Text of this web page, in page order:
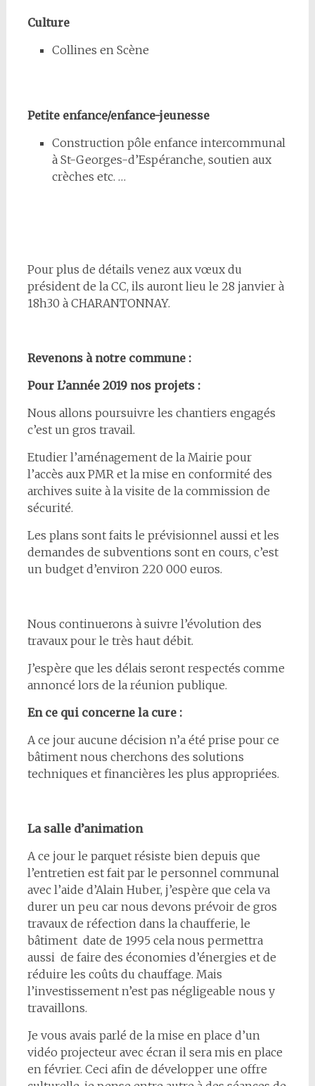
Culture
Collines en Scène
Petite enfance/enfance-jeunesse
Construction pôle enfance intercommunal
à St-Georges-d’Espéranche, soutien aux
crèches etc. …
Pour plus de détails venez aux vœux du
président de la CC, ils auront lieu le 28 janvier à
18h30 à CHARANTONNAY.
Revenons à notre commune :
Pour L’année 2019 nos projets :
Nous allons poursuivre les chantiers engagés
c’est un gros travail.
Etudier l’aménagement de la Mairie pour
l’accès aux PMR et la mise en conformité des
archives suite à la visite de la commission de
sécurité.
Les plans sont faits le prévisionnel aussi et les
demandes de subventions sont en cours, c’est
un budget d’environ 220 000 euros.
Nous continuerons à suivre l’évolution des
travaux pour le très haut débit.
J’espère que les délais seront respectés comme
annoncé lors de la réunion publique.
En ce qui concerne la cure :
A ce jour aucune décision n’a été prise pour ce
bâtiment nous cherchons des solutions
techniques et financières les plus appropriées.
La salle d’animation
A ce jour le parquet résiste bien depuis que
l’entretien est fait par le personnel communal
avec l’aide d’Alain Huber, j’espère que cela va
durer un peu car nous devons prévoir de gros
travaux de réfection dans la chaufferie, le
bâtiment date de 1995 cela nous permettra
aussi de faire des économies d’énergies et de
réduire les coûts du chauffage. Mais
l’investissement n’est pas négligeable nous y
travaillons.
Je vous avais parlé de la mise en place d’un
vidéo projecteur avec écran il sera mis en place
en février. Ceci afin de développer une offre